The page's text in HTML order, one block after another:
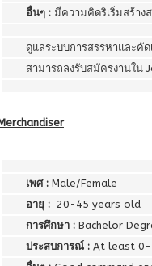
อื่นๆ : มีความคิดริเริ่มสร้า
ดูแลระบบการสรรหาและคั
สามารถลงรับสมัครงานใน
เพศ : Male/Female
อายุ : 20-45 years old
การศึกษา : Bachelor
ประสบการณ์ : At least 0-